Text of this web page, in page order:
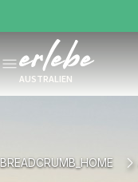
AUSTRALIEN
BREADCRUMB_HOME